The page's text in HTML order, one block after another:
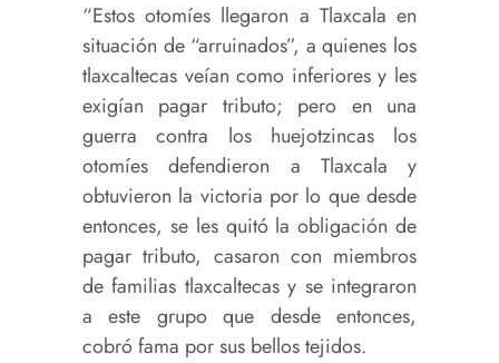
“Estos otomíes llegaron a Tlaxcala en
situación de “arruinados”, a quienes los
tlaxcaltecas veían como inferiores y les
exigían pagar tributo; pero en una
guerra contra los huejotzincas los
otomíes defendieron a Tlaxcala y
obtuvieron la victoria por lo que desde
entonces, se les quitó la obligación de
pagar tributo, casaron con miembros
de familias tlaxcaltecas y se integraron
a este grupo que desde entonces,
cobró fama por sus bellos tejidos.